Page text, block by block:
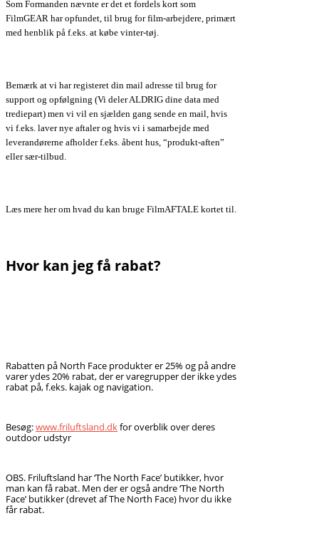
Som Formanden nævnte er det et fordels kort som
FilmGEAR har opfundet, til brug for film-arbejdere, primært
med henblik på f.eks. at købe vinter-tøj.
Bemærk at vi har registeret din mail adresse til brug for
support og opfølgning (Vi deler ALDRIG dine data med
trediepart) men vi vil en sjælden gang sende en mail, hvis
vi f.eks. laver nye aftaler og hvis vi i samarbejde med
leverandørerne afholder f.eks. åbent hus, “produkt-aften”
eller sær-tilbud.
Læs mere her om hvad du kan bruge FilmAFTALE kortet til.
Hvor kan jeg få rabat?
Rabatten på North Face produkter er 25% og på andre
varer ydes 20% rabat, der er varegrupper der ikke ydes
rabat på, f.eks. kajak og navigation.
Besøg:www.friluftsland.dkfor overblik over deres
outdoor udstyr
OBS. Friluftsland har ‘The North Face’ butikker, hvor
man kan få rabat. Men der er også andre ‘The North
Face’ butikker (drevet af The North Face) hvor du ikke
får rabat.